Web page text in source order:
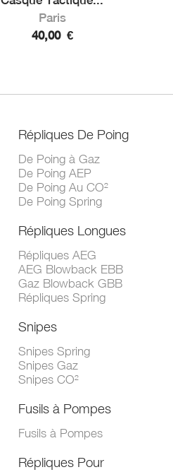
Paris
40,00 €
Répliques De Poing
De Poing à Gaz
De Poing AEP
De Poing Au CO²
De Poing Spring
Répliques Longues
Répliques AEG
AEG Blowback EBB
Gaz Blowback GBB
Répliques Spring
Snipes
Snipes Spring
Snipes Gaz
Snipes CO²
Fusils à Pompes
Fusils à Pompes
Répliques Pour